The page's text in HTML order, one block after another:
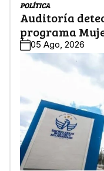
POLÍTICA
Auditoría
programa
05 Ago, 2026